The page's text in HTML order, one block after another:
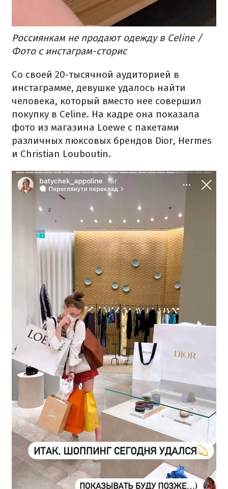
Россиянкам не продают одежду в Celine /
Фото с инстаграм-сторис
Со своей 20-тысячной аудиторией в
инстаграмме, девушке удалось найти
человека, который вместо нее совершил
покупку в Celine. На кадре она показала
фото из магазина Loewe с пакетами
различных люксовых брендов Dior, Hermes
и Christian Louboutin.